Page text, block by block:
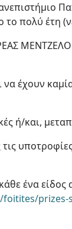
πολύ έτη
έχουν
ή/και,
ένα